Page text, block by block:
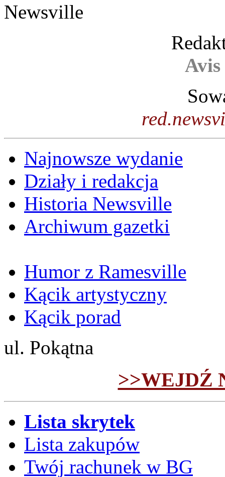
Newsville
Najnowsze wydanie
Działy i redakcja
Historia Newsville
Archiwum gazetki
Humor z Ramesville
Kącik artystyczny
Kącik porad
ul. Pokątna
>>WEJDŹ
Lista skrytek
Lista zakupów
Twój rachunek w BG